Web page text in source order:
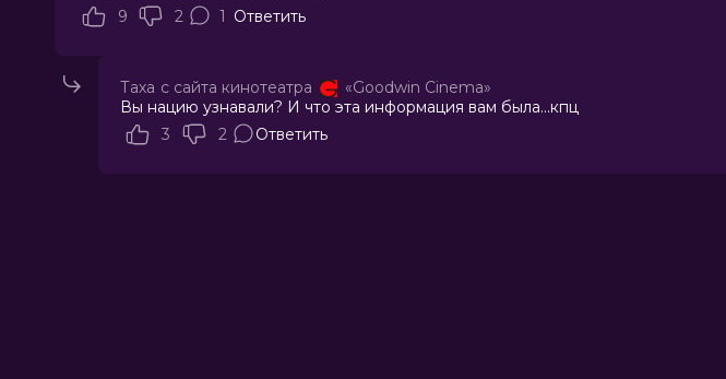
9
2 1 Ответить
Таха с сайта кинотеатра «Goodwin Cinema»
Вы нацию узнавали? И что эта информация вам была...кпц
3
2 Ответить